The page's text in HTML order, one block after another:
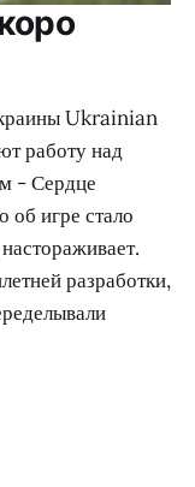
Ukrainian
работу над
- Сердце
игре стало
разработки,